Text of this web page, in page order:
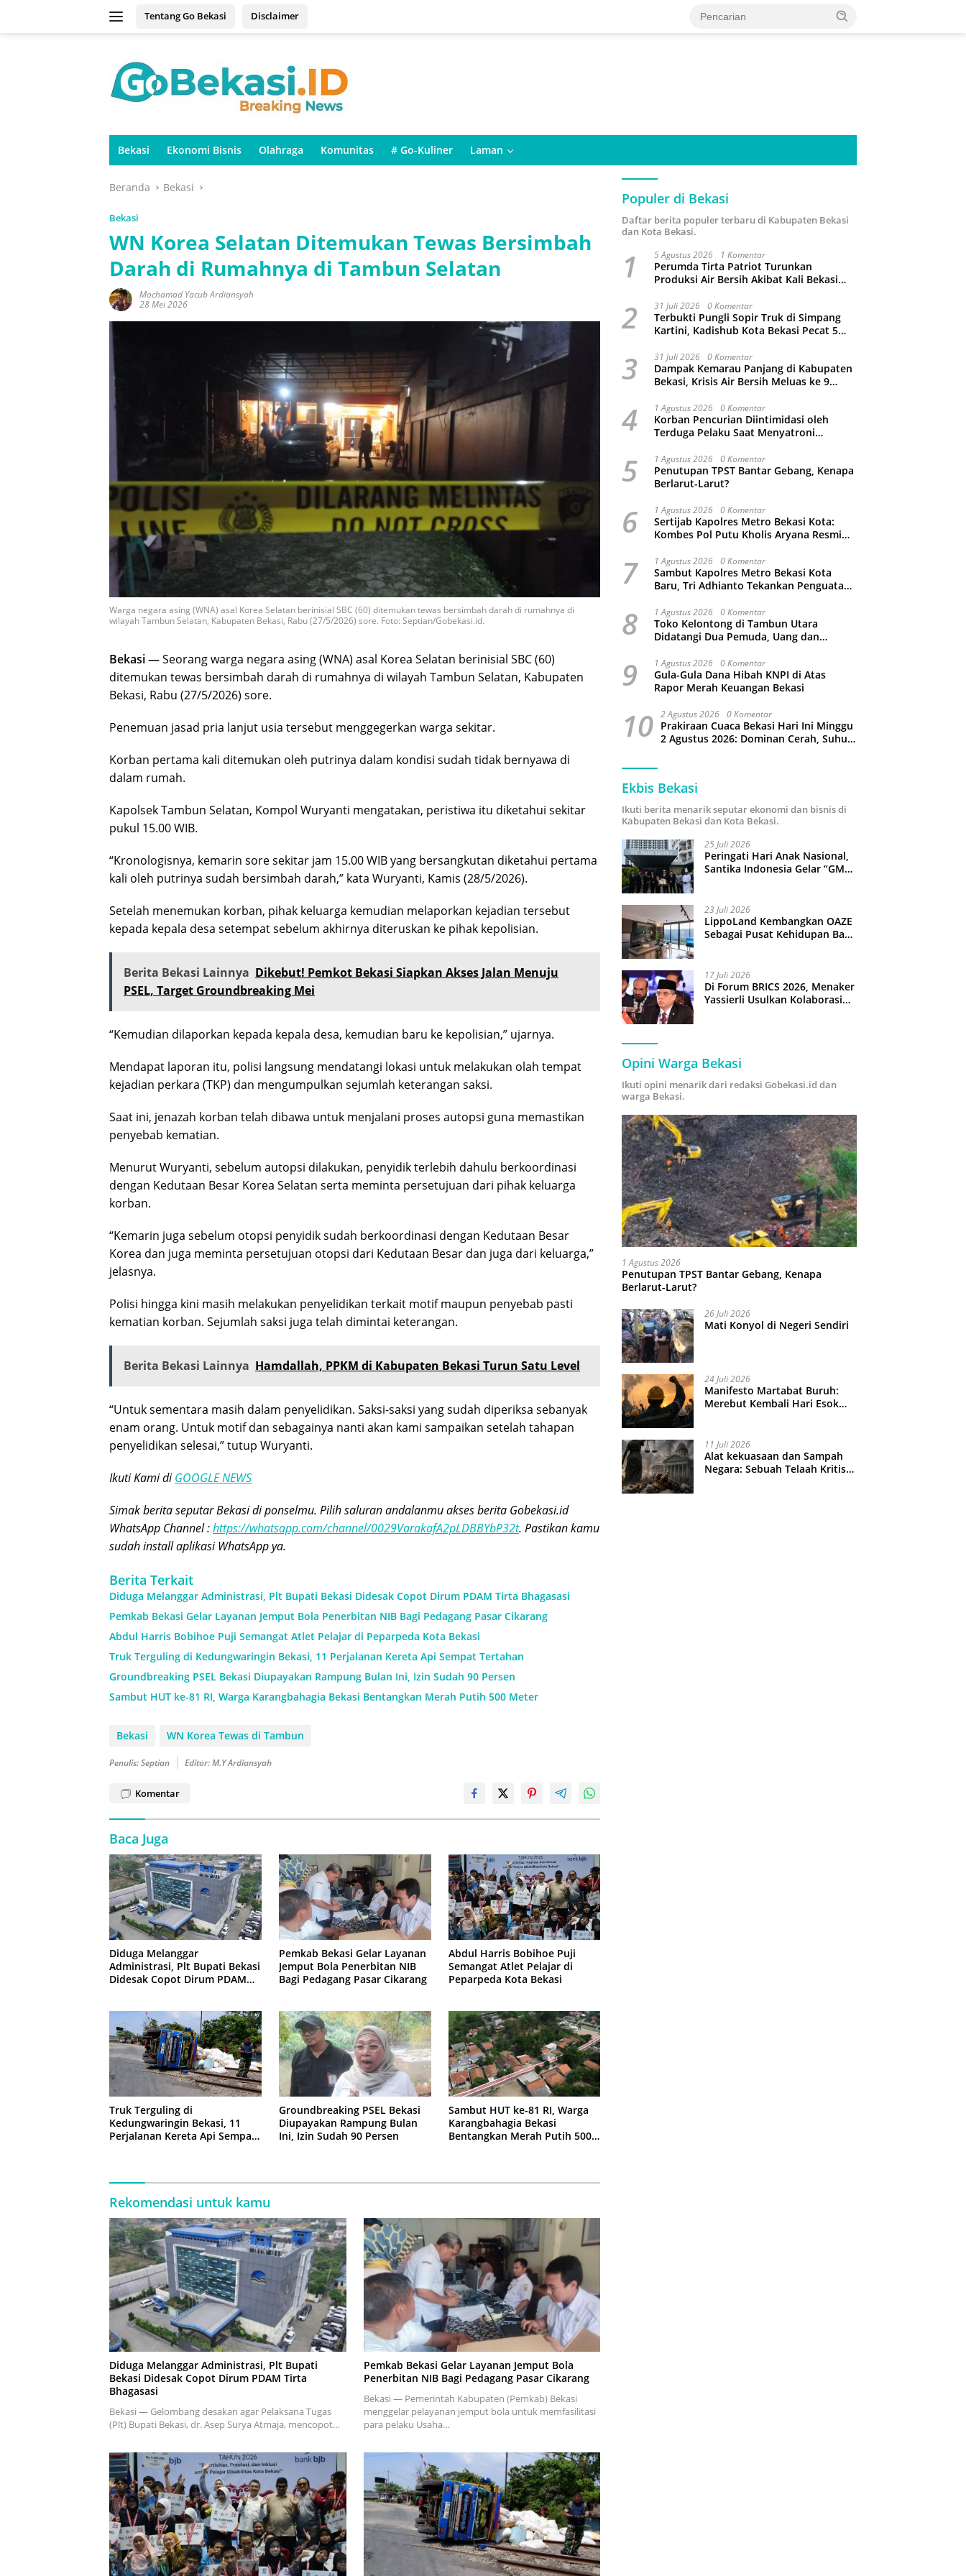
Tentang Go Bekasi Disclaimer
Bekasi Ekonomi Bisnis Olahraga Komunitas # Go-Kuliner Laman
Beranda Bekasi
Bekasi
WN Korea Selatan Ditemukan Tewas Bersimbah
Darah di Rumahnya di Tambun Selatan
Mochamad Yacub Ardiansyah
28 Mei 2026
Warga negara asing (WNA) asal Korea Selatan berinisial SBC (60) ditemukan tewas bersimbah darah di rumahnya di
wilayah Tambun Selatan, Kabupaten Bekasi, Rabu (27/5/2026) sore. Foto: Septian/Gobekasi.id.
Bekasi —Seorang warga negara asing (WNA) asal Korea Selatan berinisial SBC (60)
ditemukan tewas bersimbah darah di rumahnya di wilayah Tambun Selatan, Kabupaten
Bekasi, Rabu (27/5/2026) sore.
Penemuan jasad pria lanjut usia tersebut menggegerkan warga sekitar.
Korban pertama kali ditemukan oleh putrinya dalam kondisi sudah tidak bernyawa di
dalam rumah.
Kapolsek Tambun Selatan, Kompol Wuryanti mengatakan, peristiwa itu diketahui sekitar
pukul 15.00 WIB.
“Kronologisnya, kemarin sore sekitar jam 15.00 WIB yang bersangkutan diketahui pertama
kali oleh putrinya sudah bersimbah darah,” kata Wuryanti, Kamis (28/5/2026).
Setelah menemukan korban, pihak keluarga kemudian melaporkan kejadian tersebut
kepada kepala desa setempat sebelum akhirnya diteruskan ke pihak kepolisian.
Berita Bekasi Lainnya Dikebut! Pemkot Bekasi Siapkan Akses Jalan Menuju
PSEL, Target Groundbreaking Mei
“Kemudian dilaporkan kepada kepala desa, kemudian baru ke kepolisian,” ujarnya.
Mendapat laporan itu, polisi langsung mendatangi lokasi untuk melakukan olah tempat
kejadian perkara (TKP) dan mengumpulkan sejumlah keterangan saksi.
Saat ini, jenazah korban telah dibawa untuk menjalani proses autopsi guna memastikan
penyebab kematian.
Menurut Wuryanti, sebelum autopsi dilakukan, penyidik terlebih dahulu berkoordinasi
dengan Kedutaan Besar Korea Selatan serta meminta persetujuan dari pihak keluarga
korban.
“Kemarin juga sebelum otopsi penyidik sudah berkoordinasi dengan Kedutaan Besar
Korea dan juga meminta persetujuan otopsi dari Kedutaan Besar dan juga dari keluarga,”
jelasnya.
Polisi hingga kini masih melakukan penyelidikan terkait motif maupun penyebab pasti
kematian korban. Sejumlah saksi juga telah dimintai keterangan.
Berita Bekasi Lainnya Hamdallah, PPKM di Kabupaten Bekasi Turun Satu Level
“Untuk sementara masih dalam penyelidikan. Saksi-saksi yang sudah diperiksa sebanyak
enam orang. Untuk motif dan sebagainya nanti akan kami sampaikan setelah tahapan
penyelidikan selesai,” tutup Wuryanti.
Ikuti Kami diGOOGLE NEWS
Simak berita seputar Bekasi di ponselmu. Pilih saluran andalanmu akses berita Gobekasi.id
WhatsApp Channel :https://whatsapp.com/channel/0029VarakafA2pLDBBYbP32t. Pastikan kamu
sudah install aplikasi WhatsApp ya.
Berita Terkait
Diduga Melanggar Administrasi, Plt Bupati Bekasi Didesak Copot Dirum PDAM Tirta Bhagasasi
Pemkab Bekasi Gelar Layanan Jemput Bola Penerbitan NIB Bagi Pedagang Pasar Cikarang
Abdul Harris Bobihoe Puji Semangat Atlet Pelajar di Peparpeda Kota Bekasi
Truk Terguling di Kedungwaringin Bekasi, 11 Perjalanan Kereta Api Sempat Tertahan
Groundbreaking PSEL Bekasi Diupayakan Rampung Bulan Ini, Izin Sudah 90 Persen
Sambut HUT ke-81 RI, Warga Karangbahagia Bekasi Bentangkan Merah Putih 500 Meter
Bekasi WN Korea Tewas di Tambun
Penulis: Septian Editor: M.Y Ardiansyah
Komentar
Baca Juga
Diduga Melanggar
Administrasi, Plt Bupati Bekasi
Didesak Copot Dirum PDAM
Pemkab Bekasi Gelar Layanan
Jemput Bola Penerbitan NIB
Bagi Pedagang Pasar Cikarang
Abdul Harris Bobihoe Puji
Semangat Atlet Pelajar di
Peparpeda Kota Bekasi
Truk Terguling di
Kedungwaringin Bekasi, 11
Perjalanan Kereta Api Sempat
Groundbreaking PSEL Bekasi
Diupayakan Rampung Bulan
Ini, Izin Sudah 90 Persen
Sambut HUT ke-81 RI, Warga
Karangbahagia Bekasi
Bentangkan Merah Putih 500
Rekomendasi untuk kamu
Diduga Melanggar Administrasi, Plt Bupati
Bekasi Didesak Copot Dirum PDAM Tirta
Bhagasasi
Bekasi — Gelombang desakan agar Pelaksana Tugas
(Plt) Bupati Bekasi, dr. Asep Surya Atmaja, mencopot…
Pemkab Bekasi Gelar Layanan Jemput Bola
Penerbitan NIB Bagi Pedagang Pasar Cikarang
Bekasi — Pemerintah Kabupaten (Pemkab) Bekasi
menggelar pelayanan jemput bola untuk memfasilitasi
para pelaku Usaha…
Populer di Bekasi
Daftar berita populer terbaru di Kabupaten Bekasi
dan Kota Bekasi.
1 5 Agustus 2026 1 Komentar
Perumda Tirta Patriot Turunkan
Produksi Air Bersih Akibat Kali Bekasi
2 31 Juli 2026 0 Komentar
Terbukti Pungli Sopir Truk di Simpang
Kartini, Kadishub Kota Bekasi Pecat 5
3 31 Juli 2026 0 Komentar
Dampak Kemarau Panjang di Kabupaten
Bekasi, Krisis Air Bersih Meluas ke 9
4 1 Agustus 2026 0 Komentar
Korban Pencurian Diintimidasi oleh
Terduga Pelaku Saat Menyatroni
Malah Ikut-Ikutan!
5 1 Agustus 2026 0 Komentar
Penutupan TPST Bantar Gebang, Kenapa
Berlarut-Larut?
6 1 Agustus 2026 0 Komentar
Sertijab Kapolres Metro Bekasi Kota:
Kombes Pol Putu Kholis Aryana Resmi
Bintoro
7 1 Agustus 2026 0 Komentar
Sambut Kapolres Metro Bekasi Kota
Baru, Tri Adhianto Tekankan Penguatan
8 1 Agustus 2026 0 Komentar
Toko Kelontong di Tambun Utara
Didatangi Dua Pemuda, Uang dan
9 1 Agustus 2026 0 Komentar
Gula-Gula Dana Hibah KNPI di Atas
Rapor Merah Keuangan Bekasi
10 2 Agustus 2026 0 Komentar
Prakiraan Cuaca Bekasi Hari Ini Minggu
2 Agustus 2026: Dominan Cerah, Suhu
Ekbis Bekasi
Ikuti berita menarik seputar ekonomi dan bisnis di
Kabupaten Bekasi dan Kota Bekasi.
25 Juli 2026
Peringati Hari Anak Nasional,
Santika Indonesia Gelar “GM
23 Juli 2026
LippoLand Kembangkan OAZE
Sebagai Pusat Kehidupan Baru
17 Juli 2026
Di Forum BRICS 2026, Menaker
Yassierli Usulkan Kolaborasi
Opini Warga Bekasi
Ikuti opini menarik dari redaksi Gobekasi.id dan
warga Bekasi.
1 Agustus 2026
Penutupan TPST Bantar Gebang, Kenapa
Berlarut-Larut?
26 Juli 2026
Mati Konyol di Negeri Sendiri
24 Juli 2026
Manifesto Martabat Buruh:
Merebut Kembali Hari Esok
11 Juli 2026
Alat kekuasaan dan Sampah
Negara: Sebuah Telaah Kritis